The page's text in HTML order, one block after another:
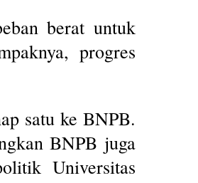
berat untuk
progres
satu ke BNPB.
BNPB juga
Universitas